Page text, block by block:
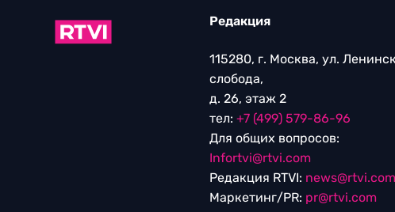
Редакция
115280, г. Москва, ул.
слобода,
д. 26, этаж 2
тел: +7 (499) 579-86-96
Для общих вопросов:
Infortvi@rtvi.com
Редакция RTVI: news@rtvi.com
Маркетинг/PR: pr@rtvi.com